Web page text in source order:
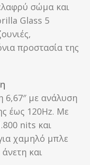
σώμα και
Glass 5
προστασία της
6,67″ με ανάλυση
έως 120Hz. Με
nits και
χαμηλό μπλε
και